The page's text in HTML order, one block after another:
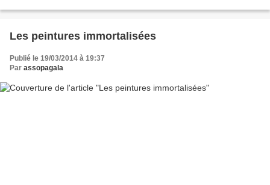
Les peintures immortalisées
Publié le 19/03/2014 à 19:37
Par assopagala